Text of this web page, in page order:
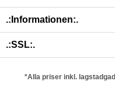
.:Informationen:.
.:SSL:.
*Alla priser inkl.